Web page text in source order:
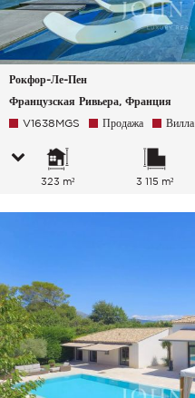
Рокфор-Ле-Пен
Французская Ривьера, Франция
V1638MGS Продажа Вилла
323 m² 3 115 m²